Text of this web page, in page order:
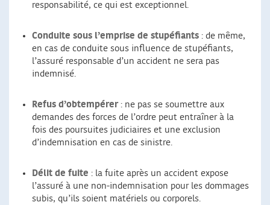
responsabilité, ce qui est exceptionnel.
Conduite sous l’emprise de stupéfiants : de même,
en cas de conduite sous influence de stupéfiants,
l’assuré responsable d’un accident ne sera pas
indemnisé.
Refus d’obtempérer: ne pas se soumettre aux
demandes des forces de l’ordre peut entraîner à la
fois des poursuites judiciaires et une exclusion
d’indemnisation en cas de sinistre.
Délit de fuite : la fuite après un accident expose
l’assuré à une non-indemnisation pour les dommages
subis, qu’ils soient matériels ou corporels.